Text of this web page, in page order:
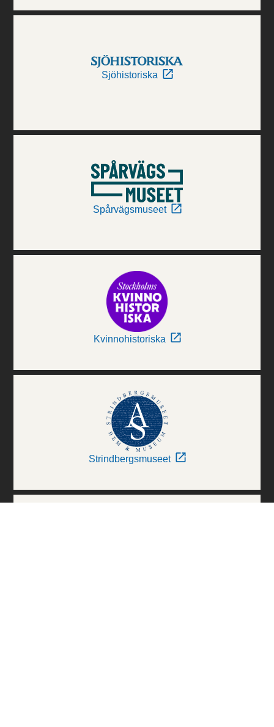
Sjöhistoriska
Spårvägsmuseet
Kvinnohistoriska
Strindbergsmuseet